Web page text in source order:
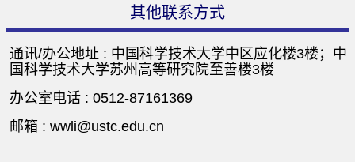
其他联系方式
通讯/办公地址 : 中国科学技术大学中区应化楼3楼；中
国科学技术大学苏州高等研究院至善楼3楼
办公室电话 :0512-87161369
邮箱 :wwli@ustc.edu.cn